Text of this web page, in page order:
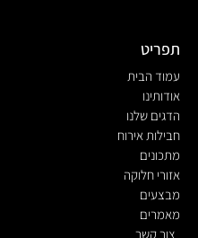
תפריט
עמוד הבית
אודותינו
הדגים שלנו
חבילות אירוח
מתכונים
אזורי חלוקה
מבצעים
מאמרים
צור קשר